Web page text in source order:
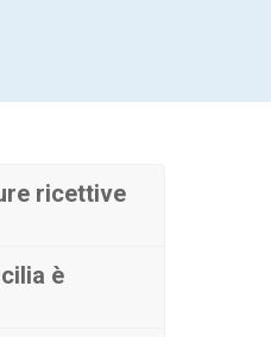
ricettive
è